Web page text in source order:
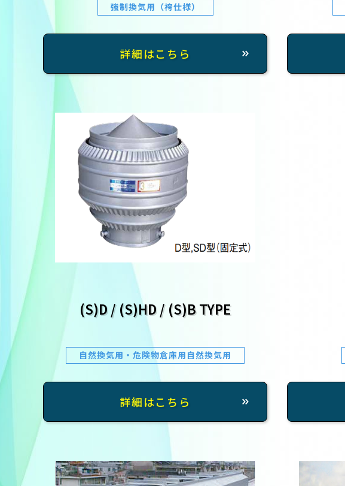
強制換気用（袴仕様）
詳細はこちら
(S)D / (S)HD / (S)B TYPE
自然換気用・危険物倉庫用自然換気用
詳細はこちら